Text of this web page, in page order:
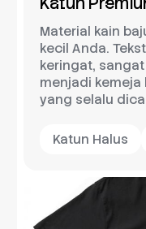
Material kain
kecil Anda.
keringat,
menjadi
yang selalu
Katun Halus